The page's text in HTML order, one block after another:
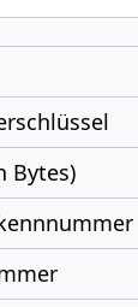
Bytes)